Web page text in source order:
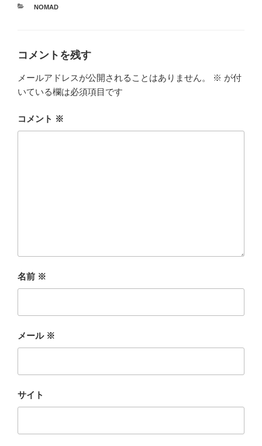
カ
NOMAD
コメントを残す
メールアドレスが公開されることはありません。 ※ が付
いている欄は必須項目です
コメント ※
名前 ※
メール ※
サイト